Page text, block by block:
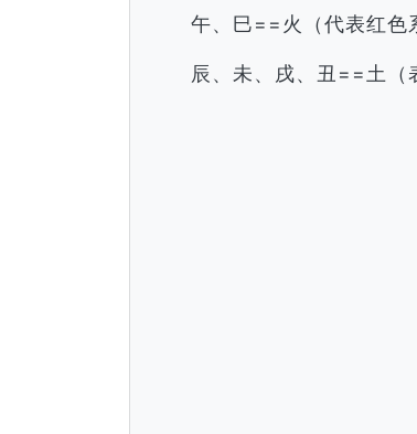
午、巳==火（代表红色
辰、未、戌、丑==土（